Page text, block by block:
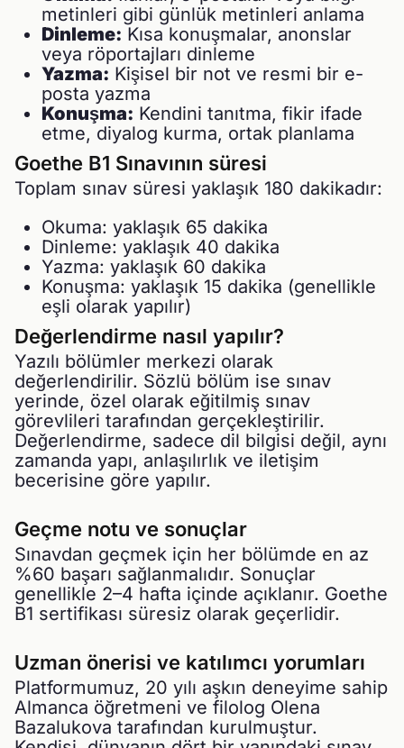
metinleri gibi günlük metinleri anlama
Dinleme: Kısa konuşmalar, anonslar
veya röportajları dinleme
Yazma: Kişisel bir not ve resmi bir e-
posta yazma
Konuşma: Kendini tanıtma, fikir ifade
etme, diyalog kurma, ortak planlama
Goethe B1 Sınavının süresi
Toplam sınav süresi yaklaşık 180 dakikadır:
Okuma: yaklaşık 65 dakika
Dinleme: yaklaşık 40 dakika
Yazma: yaklaşık 60 dakika
Konuşma: yaklaşık 15 dakika (genellikle
eşli olarak yapılır)
Değerlendirme nasıl yapılır?
Yazılı bölümler merkezi olarak
değerlendirilir. Sözlü bölüm ise sınav
yerinde, özel olarak eğitilmiş sınav
görevlileri tarafından gerçekleştirilir.
Değerlendirme, sadece dil bilgisi değil, aynı
zamanda yapı, anlaşılırlık ve iletişim
becerisine göre yapılır.
Geçme notu ve sonuçlar
Sınavdan geçmek için her bölümde en az
%60 başarı sağlanmalıdır. Sonuçlar
genellikle 2–4 hafta içinde açıklanır. Goethe
B1 sertifikası süresiz olarak geçerlidir.
Uzman önerisi ve katılımcı yorumları
Platformumuz, 20 yılı aşkın deneyime sahip
Almanca öğretmeni ve filolog Olena
Bazalukova tarafından kurulmuştur.